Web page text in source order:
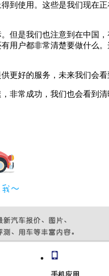
到使用。这些是我们现在
但是我们也注意到在中国
用户都非常清楚要做什么
更好的服务，未来我们会看
常成功，我们也会看到